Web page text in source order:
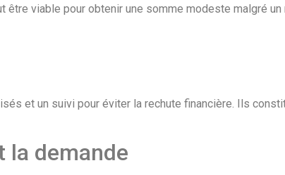
viable pour obtenir une somme modeste malgré
et un suivi pour éviter la rechute financière. Ils
la demande